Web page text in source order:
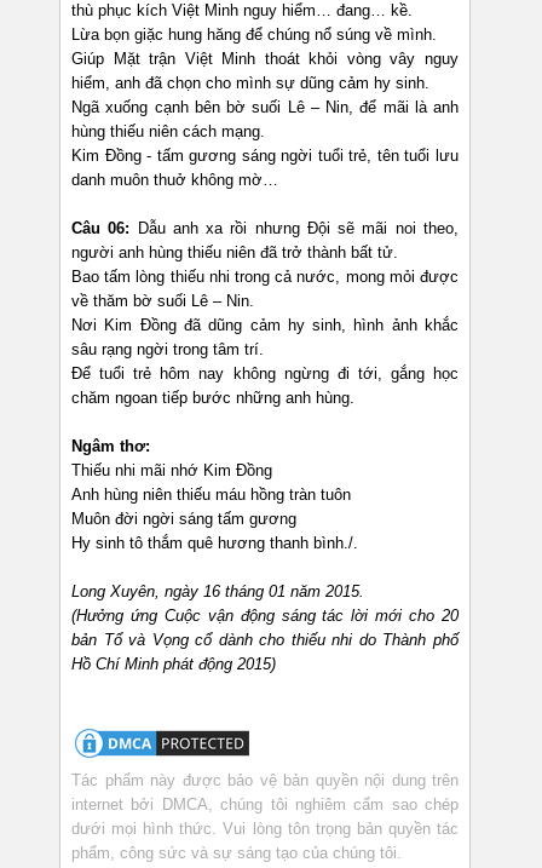
thù phục kích Việt Minh nguy hiểm… đang… kề.
Lừa bọn giặc hung hăng để chúng nổ súng về mình.
Giúp Mặt trận Việt Minh thoát khỏi vòng vây nguy
hiểm, anh đã chọn cho mình sự dũng cảm hy sinh.
Ngã xuống cạnh bên bờ suối Lê – Nin, để mãi là anh
hùng thiếu niên cách mạng.
Kim Đồng - tấm gương sáng ngời tuổi trẻ, tên tuổi lưu
danh muôn thuở không mờ…
Câu 06:
Dẫu anh xa rồi nhưng Đội sẽ mãi noi theo,
người anh hùng thiếu niên đã trở thành bất tử.
Bao tấm lòng thiếu nhi trong cả nước, mong mỏi được
về thăm bờ suối Lê – Nin.
Nơi Kim Đồng đã dũng cảm hy sinh, hình ảnh khắc
sâu rạng ngời trong tâm trí.
Để tuổi trẻ hôm nay không ngừng đi tới, gắng học
chăm ngoan tiếp bước những anh hùng.
Ngâm thơ:
Thiếu nhi mãi nhớ Kim Đồng
Anh hùng niên thiếu máu hồng tràn tuôn
Muôn đời ngời sáng tấm gương
Hy sinh tô thắm quê hương thanh bình./.
Long Xuyên, ngày 16 tháng 01 năm 2015.
(Hưởng ứng Cuộc vận động sáng tác lời mới cho 20
bản Tổ và Vọng cổ dành cho thiếu nhi do Thành phố
Hồ Chí Minh phát động 2015)
Tác phẩm này được bảo vệ bản quyền nội dung trên
internet bởi DMCA, chúng tôi nghiêm cấm sao chép
dưới mọi hình thức. Vui lòng tôn trọng bản quyền tác
phẩm, công sức và sự sáng tạo của chúng tôi.